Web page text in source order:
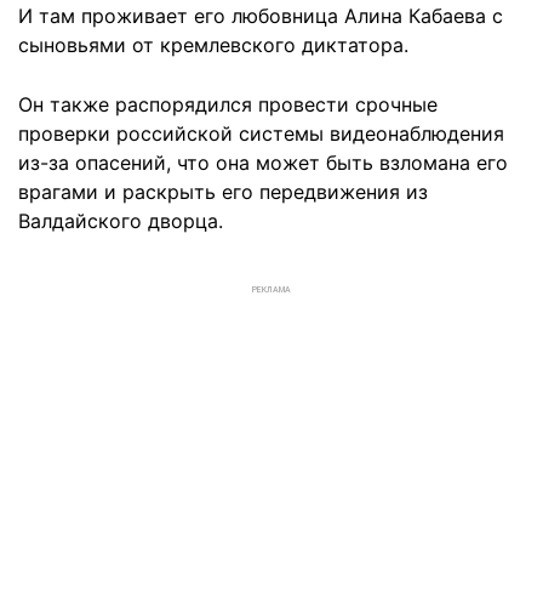
И там проживает его любовница Алина Кабаева с
сыновьями от кремлевского диктатора.
Он также распорядился провести срочные
проверки российской системы видеонаблюдения
из-за опасений, что она может быть взломана его
врагами и раскрыть его передвижения из
Валдайского дворца.
РЕКЛАМА